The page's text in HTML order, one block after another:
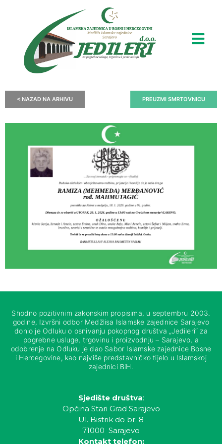
< NAZAD NA ARHIVU PREUZMI SMRTOVNICU
Shodno pozitivnim zakonskim propisima, u septembru 2003.
godine, Izvršni odbor Medžlisa Islamske zajednice Sarajevo
donio je Odluku o osnivanju pokopnog društva „Jedileri“ za
pogrebne usluge, trgovinu i proizvodnju – Sarajevo, a
odobrenje na Odluku je dao Sabor Islamske zajednice Bosne
i Hercegovine, kao najviše predstavničko tijelo u Islamskoj
zajednici BiH.
Sjedište društva:
Općina Stari Grad Sarajevo
Ul. Bistrik do br. 8
71000 Sarajevo
Kontakt telefon: